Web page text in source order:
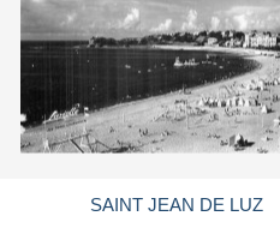
SAINT JEAN DE LUZ